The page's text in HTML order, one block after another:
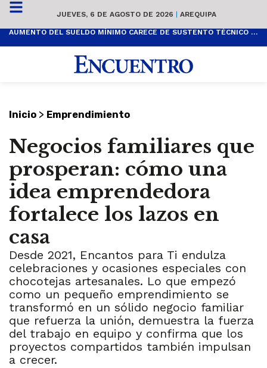
JUEVES, 6 DE AGOSTO DE 2026 | AREQUIPA
AUMENTO DEL SUELDO MÍNIMO CARECE DE SUSTENTO TÉCNICO Y ES POPULISTA
Inicio > Emprendimiento
Negocios familiares que
prosperan: cómo una
idea emprendedora
fortalece los lazos en
casa
Desde 2021, Encantos para Ti endulza
celebraciones y ocasiones especiales con
chocotejas artesanales. Lo que empezó
como un pequeño emprendimiento se
transformó en un sólido negocio familiar
que refuerza la unión, demuestra la fuerza
del trabajo en equipo y confirma que los
proyectos compartidos también impulsan
a crecer.